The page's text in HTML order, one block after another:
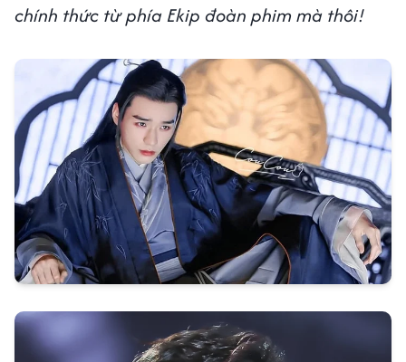
chính thức từ phía Ekip đoàn phim mà thôi!